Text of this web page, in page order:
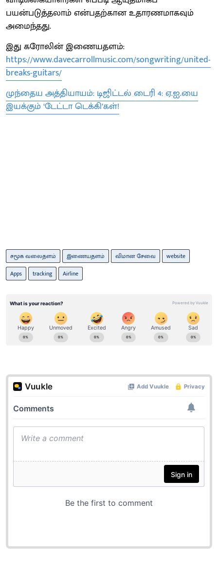
பயன்படுத்தலாம் என்பதற்கான உதாரணமாகவும்
அமைந்தது.
இது கரோலின் இணையதளம்:
https://www.davecarrollmusic.com/songwriting/united-
breaks-guitars/
முந்தைய அத்தியாயம்: டிஜிட்டல் டைரி 4: ஏ.ஐ.யை
இயக்கும் ‘டேட்டா டெக்கி’கள்!
சமூக வலைதளம் இணையதளம் விமான சேவை
website
Apps
tracking Airline